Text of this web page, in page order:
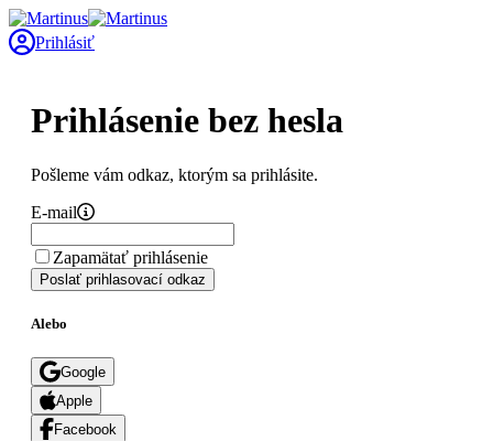
Prihlásiť
Prihlásenie bez hesla
Pošleme vám odkaz, ktorým sa prihlásite.
E-mail
Zapamätať prihlásenie
Poslať prihlasovací odkaz
Alebo
Google
Apple
Facebook